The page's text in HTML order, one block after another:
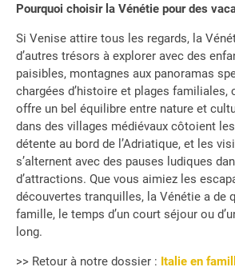
Pourquoi choisir la Vénétie pour des
Si Venise attire tous les regards, la
d’autres trésors à explorer avec des
paisibles, montagnes aux panoramas
chargées d’histoire et plages familiales,
offre un bel équilibre entre nature et
dans des villages médiévaux côtoient
détente au bord de l’Adriatique, et les
s’alternent avec des pauses ludiques
d’attractions. Que vous aimiez les
découvertes tranquilles, la Vénétie a de
famille, le temps d’un court séjour ou
long.
>> Retour à notre dossier : Italie en